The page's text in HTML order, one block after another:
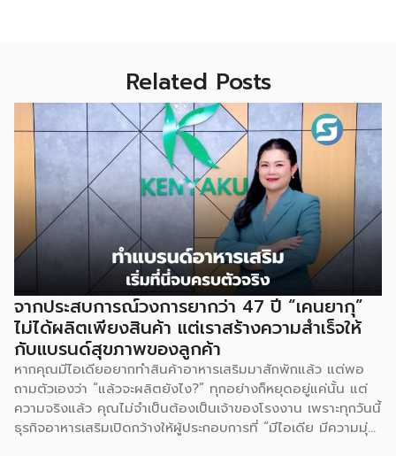
Related Posts
จากประสบการณ์วงการยากว่า 47 ปี “เคนยากุ”
ไม่ได้ผลิตเพียงสินค้า แต่เราสร้างความสำเร็จให้
กับแบรนด์สุขภาพของลูกค้า
หากคุณมีไอเดียอยากทำสินค้าอาหารเสริมมาสักพักแล้ว แต่พอ
ถามตัวเองว่า “แล้วจะผลิตยังไง?” ทุกอย่างก็หยุดอยู่แค่นั้น แต่
ความจริงแล้ว คุณไม่จำเป็นต้องเป็นเจ้าของโรงงาน เพราะทุกวันนี้
ธุรกิจอาหารเสริมเปิดกว้างให้ผู้ประกอบการที่ “มีไอเดีย มีความมุ่ง